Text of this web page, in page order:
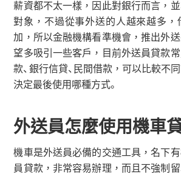
薪資都不太一樣，因此對銀行而言，
對象，不過從事外送的人越來越多，
加，所以金融機構看準機會，推出外
望多吸引一些客戶，目前外送員貸款
款、銀行信貸、民間借款，可以比較不
決定最後使用哪種方式。
外送員怎麼使用機車
機車是外送員必備的交通工具，名下
員貸款，非常容易辦理，而且不強制